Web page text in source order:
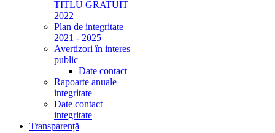
TITLU GRATUIT
2022
Plan de integritate
2021 - 2025
Avertizori în interes
public
Date contact
Rapoarte anuale
integritate
Date contact
integritate
Transparență